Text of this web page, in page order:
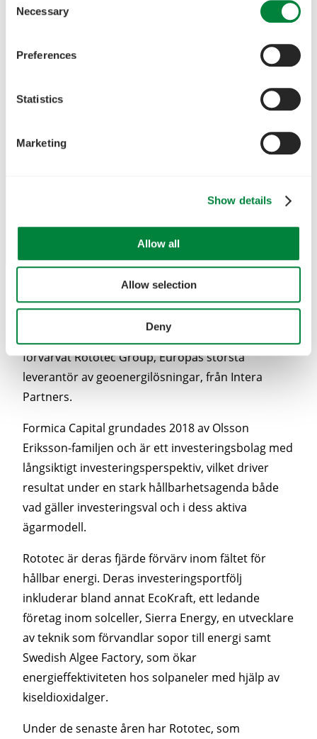
Selection
Necessary
Preferences
Statistics
Marketing
Show details
Allow all
Allow selection
Deny
Formica Capital, ett svenskt investeringsbolag, har
förvärvat Rototec Group, Europas största
leverantör av geoenergilösningar, från Intera
Partners.
Formica Capital grundades 2018 av Olsson
Eriksson-familjen och är ett investeringsbolag med
långsiktigt investeringsperspektiv, vilket driver
resultat under en stark hållbarhetsagenda både
vad gäller investeringsval och i dess aktiva
ägarmodell.
Rototec är deras fjärde förvärv inom fältet för
hållbar energi. Deras investeringsportfölj
inkluderar bland annat EcoKraft, ett ledande
företag inom solceller, Sierra Energy, en utvecklare
av teknik som förvandlar sopor till energi samt
Swedish Algee Factory, som ökar
energieffektiviteten hos solpaneler med hjälp av
kiseldioxidalger.
Under de senaste åren har Rototec, som